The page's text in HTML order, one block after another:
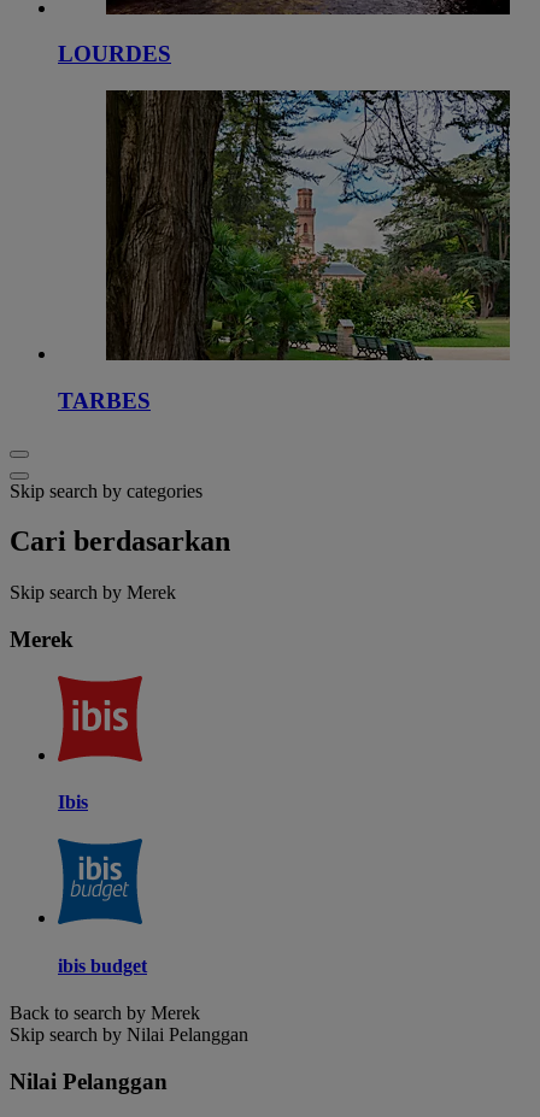
LOURDES
TARBES
Skip search by categories
Cari berdasarkan
Skip search by Merek
Merek
Ibis
ibis budget
Back to search by Merek
Skip search by Nilai Pelanggan
Nilai Pelanggan